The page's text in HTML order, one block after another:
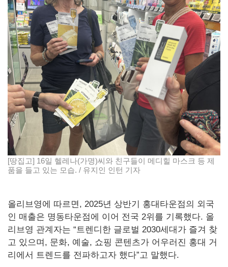
[땅집고] 16일 헬레나(가명)씨와 친구들이 메디힐 마스크 등 제
품을 들고 있는 모습. / 유지인 인턴 기자
올리브영에 따르면, 2025년 상반기 홍대타운점의 외국
인 매출은 명동타운점에 이어 전국 2위를 기록했다. 올
리브영 관계자는 “트렌디한 글로벌 2030세대가 즐겨 찾
고 있으며, 문화, 예술, 쇼핑 콘텐츠가 어우러진 홍대 거
리에서 트렌드를 전파하고자 했다”고 말했다.